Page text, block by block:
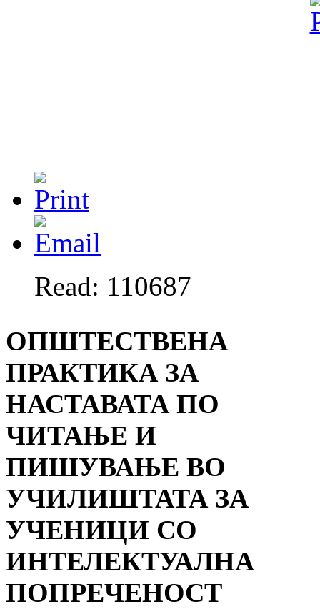
Read: 110687
ОПШТЕСТВЕНА
ПРАКТИКА ЗА
НАСТАВАТА ПО
ЧИТАЊЕ И
ПИШУВАЊЕ ВО
УЧИЛИШТАТА ЗА
УЧЕНИЦИ СО
ИНТЕЛЕКТУАЛНА
ПОПРЕЧЕНОСТ